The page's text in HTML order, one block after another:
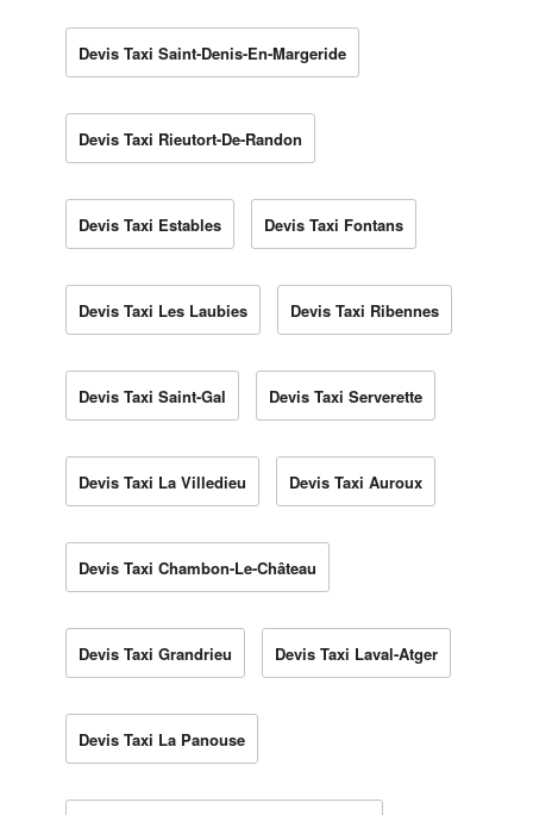
Devis Taxi Saint-Denis-En-Margeride
Devis Taxi Rieutort-De-Randon
Devis Taxi Estables Devis Taxi Fontans
Devis Taxi Les Laubies Devis Taxi Ribennes
Devis Taxi Saint-Gal Devis Taxi Serverette
Devis Taxi La Villedieu Devis Taxi Auroux
Devis Taxi Chambon-Le-Château
Devis Taxi Grandrieu Devis Taxi Laval-Atger
Devis Taxi La Panouse